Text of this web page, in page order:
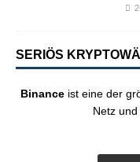
SERIÖS
Binance ist eine der
Netz